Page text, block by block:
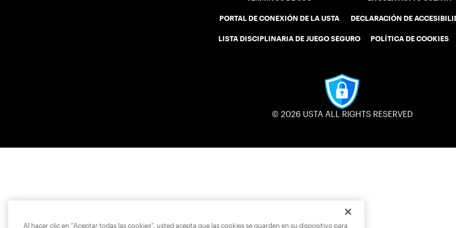
PORTAL DE CONEXIÓN DE LA USTA
LISTA DISCIPLINARIA DE JUEGO SEGURO
DECLARACIÓN DE
POLÍTICA DE COOKIES
© 2026 USTA ALL RIGHTS RESERVED
Al hacer clic en “Aceptar todas las cookies”, usted acepta que las cookies se guarden en su dispositivo para